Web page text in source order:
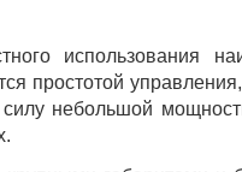
использования
простотой
небольшой